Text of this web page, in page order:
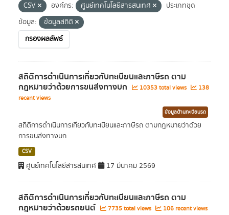
CSV
องค์กร: ศูนย์เทคโนโลยีสารสนเทศ
ประเภทชุด
ข้อมูล:
ข้อมูลสถิติ
กรองผลลัพธ์
สถิติการดำเนินการเกี่ยวกับทะเบียนและภาษีรถ ตาม
กฎหมายว่าด้วยการขนส่งทางบก 10353 total views
138
recent views
ข้อมูลด้านทะเบียนรถ
สถิติการดำเนินการเกี่ยวกับทะเบียนและภาษีรถ ตามกฎหมายว่าด้วย
การขนส่งทางบก
CSV
ศูนย์เทคโนโลยีสารสนเทศ 17 มีนาคม 2569
สถิติการดำเนินการเกี่ยวกับทะเบียนและภาษีรถ ตาม
กฎหมายว่าด้วยรถยนต์ 7735 total views 106 recent views